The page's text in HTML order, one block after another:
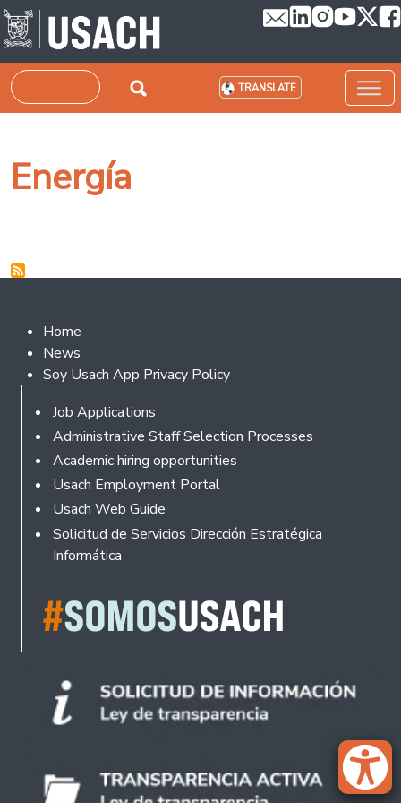
Skip to main content
Search TRANSLATE
Energía
Footer 2
Home
News
Soy Usach App Privacy Policy
Footer
Job Applications
Administrative Staff Selection Processes
Academic hiring opportunities
Usach Employment Portal
Usach Web Guide
Solicitud de Servicios Dirección Estratégica
Informática